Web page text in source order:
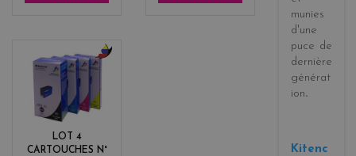
LOT 4
CARTOUCHES N°
b
a
+
munies
d'une
puce de
dernière
générat
ion.
Kitenc